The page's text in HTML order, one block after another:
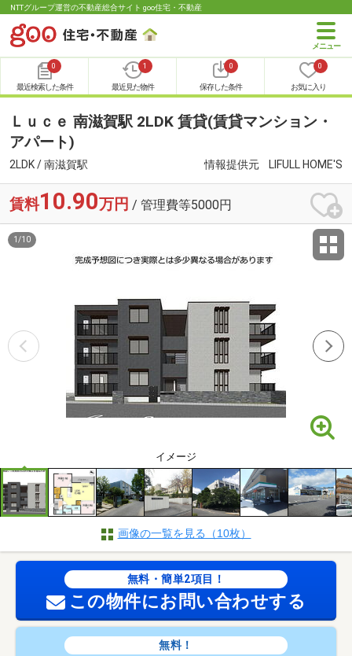
NTTグループ運営の不動産総合サイト goo住宅・不動産
0
最近検索した条件
1
最近見た物件
0
保存した条件
0
お気に入り
Ｌｕｃｅ 南滋賀駅 2LDK 賃貸(賃貸マンション・
アパート)
2LDK / 南滋賀駅 情報提供元 LIFULL HOME'S
賃料10.90万円 / 管理費等5000円
イメージ
1 /10
画像の一覧を見る（10枚）
無料・簡単2項目！
この物件にお問い合わせする
無料！